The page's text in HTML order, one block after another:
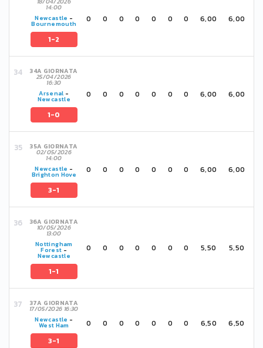
14:00
Newcastle -
Bournemouth
1-2
0 0 0 0 0 0 0 6,00 6,00
34A GIORNATA
25/04/2026
16:30
Arsenal -
Newcastle
1-0
0 0 0 0 0 0 0 6,00 6,00
35A GIORNATA
02/05/2026
14:00
Newcastle -
Brighton Hove
3-1
0 0 0 0 0 0 0 6,00 6,00
36A GIORNATA
10/05/2026
13:00
Nottingham
Forest -
Newcastle
1-1
0 0 0 0 0 0 0 5,50 5,50
37A GIORNATA
17/05/2026 16:30
Newcastle -
West Ham
3-1
0 0 0 0 0 0 0 6,50 6,50